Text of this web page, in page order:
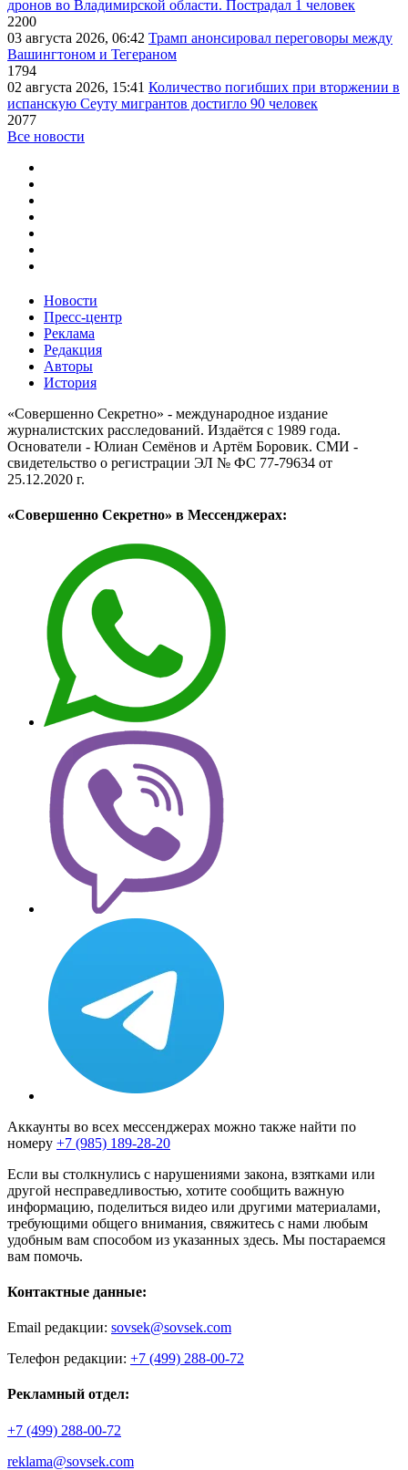
дронов во Владимирской области. Пострадал 1 человек
2200
03 августа 2026, 06:42 Трамп анонсировал переговоры между
Вашингтоном и Тегераном
1794
02 августа 2026, 15:41 Количество погибших при вторжении в
испанскую Сеуту мигрантов достигло 90 человек
2077
Все новости
Новости
Пресс-центр
Реклама
Редакция
Авторы
История
«Совершенно Секретно» - международное издание
журналистских расследований. Издаётся с 1989 года.
Основатели - Юлиан Семёнов и Артём Боровик. CМИ -
свидетельство о регистрации ЭЛ № ФС 77-79634 от
25.12.2020 г.
«Совершенно Секретно» в Мессенджерах:
Аккаунты во всех мессенджерах можно также найти по
номеру +7 (985) 189-28-20
Если вы столкнулись с нарушениями закона, взятками или
другой несправедливостью, хотите сообщить важную
информацию, поделиться видео или другими материалами,
требующими общего внимания, свяжитесь с нами любым
удобным вам способом из указанных здесь. Мы постараемся
вам помочь.
Контактные данные:
Email редакции: sovsek@sovsek.com
Телефон редакции: +7 (499) 288-00-72
Рекламный отдел:
+7 (499) 288-00-72
reklama@sovsek.com